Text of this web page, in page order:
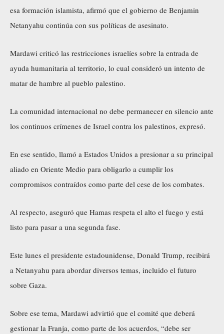
esa formación islamista, afirmó que el gobierno de Benjamin
Netanyahu continúa con sus políticas de asesinato.
Mardawi criticó las restricciones israelíes sobre la entrada de
ayuda humanitaria al territorio, lo cual consideró un intento de
matar de hambre al pueblo palestino.
La comunidad internacional no debe permanecer en silencio ante
los continuos crímenes de Israel contra los palestinos, expresó.
En ese sentido, llamó a Estados Unidos a presionar a su principal
aliado en Oriente Medio para obligarlo a cumplir los
compromisos contraídos como parte del cese de los combates.
Al respecto, aseguró que Hamas respeta el alto el fuego y está
listo para pasar a una segunda fase.
Este lunes el presidente estadounidense, Donald Trump, recibirá
a Netanyahu para abordar diversos temas, incluido el futuro
sobre Gaza.
Sobre ese tema, Mardawi advirtió que el comité que deberá
gestionar la Franja, como parte de los acuerdos, “debe ser